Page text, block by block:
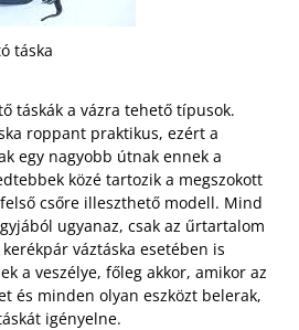
táska
táskák a vázra tehető típusok.
roppant praktikus, ezért a
egy nagyobb útnak ennek a
közé tartozik a megszokott
csőre illeszthető modell. Mind
ugyanaz, csak az űrtartalom
váztáska esetében is
a veszélye, főleg akkor, amikor az
és minden olyan eszközt belerak,
igényelne.